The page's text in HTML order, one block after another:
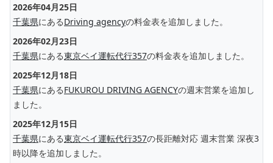
2026年04月25日
千葉県にあるDriving agencyの料金表を追加しました。
2026年02月23日
千葉県にある東京ベイ運転代行357の料金表を追加しました。
2025年12月18日
千葉県にあるFUKUROU DRIVING AGENCYの週末営業を追加し
ました。
2025年12月15日
千葉県にある東京ベイ運転代行357の長距離対応 週末営業 深夜3
時以降を追加しました。